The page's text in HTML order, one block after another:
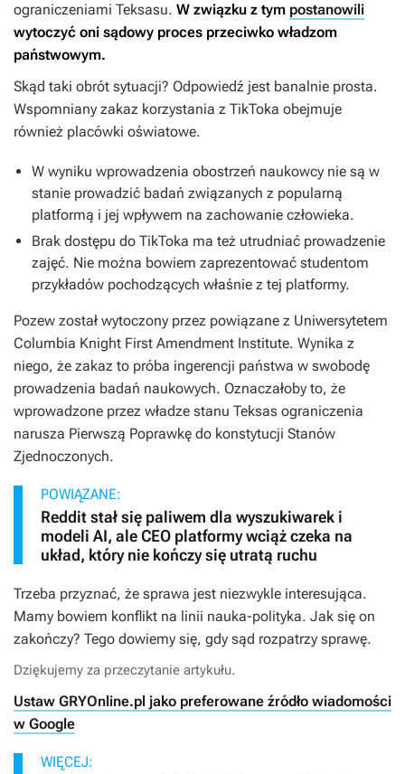
ograniczeniami Teksasu. W związku z tym postanowili
wytoczyć oni sądowy proces przeciwko władzom
państwowym.
Skąd taki obrót sytuacji? Odpowiedź jest banalnie prosta.
Wspomniany zakaz korzystania z TikToka obejmuje
również placówki oświatowe.
W wyniku wprowadzenia obostrzeń naukowcy nie są w
stanie prowadzić badań związanych z popularną
platformą i jej wpływem na zachowanie człowieka.
Brak dostępu do TikToka ma też utrudniać prowadzenie
zajęć. Nie można bowiem zaprezentować studentom
przykładów pochodzących właśnie z tej platformy.
Pozew został wytoczony przez powiązane z Uniwersytetem
Columbia Knight First Amendment Institute. Wynika z
niego, że zakaz to próba ingerencji państwa w swobodę
prowadzenia badań naukowych. Oznaczałoby to, że
wprowadzone przez władze stanu Teksas ograniczenia
narusza Pierwszą Poprawkę do konstytucji Stanów
Zjednoczonych.
POWIĄZANE:
Reddit stał się paliwem dla wyszukiwarek i
modeli AI, ale CEO platformy wciąż czeka na
układ, który nie kończy się utratą ruchu
Trzeba przyznać, że sprawa jest niezwykle interesująca.
Mamy bowiem konflikt na linii nauka-polityka. Jak się on
zakończy? Tego dowiemy się, gdy sąd rozpatrzy sprawę.
Dziękujemy za przeczytanie artykułu.
Ustaw GRYOnline.pl jako preferowane źródło wiadomości
w Google
WIĘCEJ: